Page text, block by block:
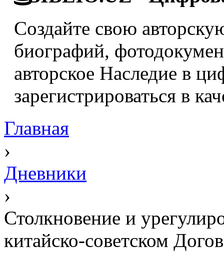
Создайте свою
биографий,
авторское Наследие в
зарегистрироваться в
Главная
›
Дневники
›
Столкновение и
китайско-советском